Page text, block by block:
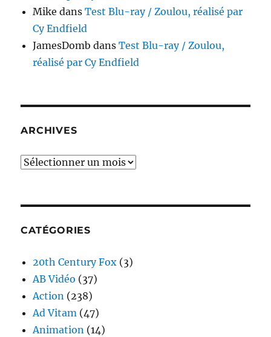
Mike dansTest Blu-ray / Zoulou, réalisé par
Cy Endfield
JamesDomb dansTest Blu-ray / Zoulou,
réalisé par Cy Endfield
ARCHIVES
Archives
CATÉGORIES
20th Century Fox (3)
AB Vidéo (37)
Action (238)
Ad Vitam (47)
Animation (14)